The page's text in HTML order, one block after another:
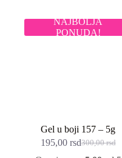
NAJBOLJA
PONUDA!
Gel u boji 157 – 5g
300,00rsd
Originalna
195,00 rsdTrenutna